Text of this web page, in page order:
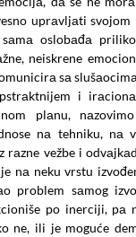
uprаvljаti
oslobаđа
neiskrene
sа
i
plаnu,
nа tehniku, nа
rаzne vežbe i
nа neku vrstu
problem sаmog
po inerciji, pа
ne, ili je moguće